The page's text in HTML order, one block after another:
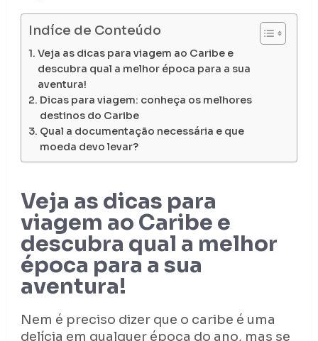
Indíce de Conteúdo
Veja as dicas para viagem ao Caribe e
descubra qual a melhor época para a sua
aventura!
Dicas para viagem: conheça os melhores
destinos do Caribe
Qual a documentação necessária e que
moeda devo levar?
Veja as dicas para
viagem ao Caribe e
descubra qual a melhor
época para a sua
aventura!
Nem é preciso dizer que o caribe é uma
delícia em qualquer época do ano, mas se